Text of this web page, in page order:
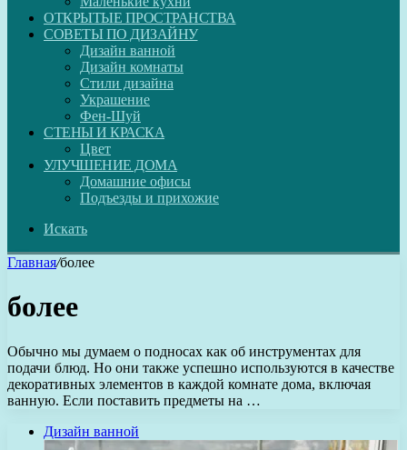
ОТКРЫТЫЕ ПРОСТРАНСТВА
СОВЕТЫ ПО ДИЗАЙНУ
Дизайн ванной
Дизайн комнаты
Стили дизайна
Украшение
Фен-Шуй
СТЕНЫ И КРАСКА
Цвет
УЛУЧШЕНИЕ ДОМА
Домашние офисы
Подъезды и прихожие
Искать
Главная/более
более
Обычно мы думаем о подносах как об инструментах для
подачи блюд. Но они также успешно используются в качестве
декоративных элементов в каждой комнате дома, включая
ванную. Если поставить предметы на …
Дизайн ванной